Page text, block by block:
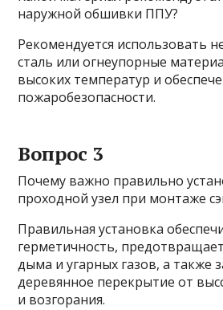
наружной обшивки ППУ?
Рекомендуется использовать
сталь или огнеупорные
высоких температур и
пожаробезопасности.
Вопрос 3
Почему важно правильно
проходной узел при монтаже
Правильная установка
герметичность,
дыма и угарных газов, а также
деревянное перекрытие от
и возгорания.